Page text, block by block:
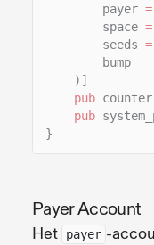
payer =
space =
seeds =
bump
)]
pub counter
pub
}
Payer Account
Het payer -